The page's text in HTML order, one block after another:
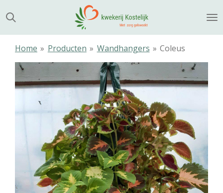
direct
naar
Home » Producten » Wandhangers » Coleus